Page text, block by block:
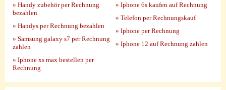
» Handy zubehör per Rechnung
bezahlen
» Handys per Rechnung bezahlen
» Samsung galaxy s7 per Rechnung
zahlen
» Iphone xs max bestellen per
Rechnung
» Iphone 6s kaufen auf Rechnung
» Telefon per Rechnungskauf
» Iphone per Rechnung
» Iphone 12 auf Rechnung zahlen